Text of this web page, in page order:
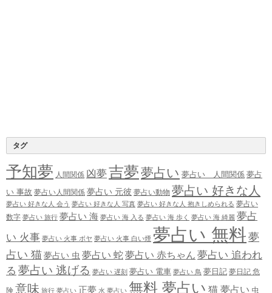
タグ
予知夢 人間関係 凶夢 吉夢夢占い 夢占い 人間関係 夢占
い 事故 夢占い人間関係 夢占い 元彼 夢占い動物 夢占い 好きな人
夢占い 好きな人 会う 夢占い 好きな人 写真 夢占い 好きな人 抱きしめられる 夢占い
数字 夢占い 旅行 夢占い 海 夢占い 海 入る 夢占い 海 歩く 夢占い 海 綺麗 夢占
い 火事 夢占い 火事 ボヤ 夢占い 火事 白い煙 夢占い 無料 夢
占い 猫夢占い 虫 夢占い 蛇夢占い 赤ちゃん 夢占い 追われ
る 夢占い 逃げる 夢占い 遅刻 夢占い 電車 夢占い 鳥 夢日記 夢日記 危
険 意味 旅行 夢占い 正夢 水 夢占い 無料 夢占い 猫 夢占い 虫